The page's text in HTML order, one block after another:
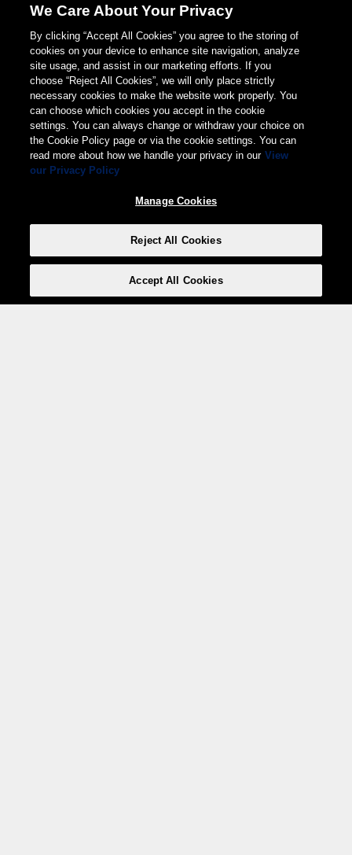
We Care About Your Privacy
By clicking “Accept All Cookies” you agree to the storing of
cookies on your device to enhance site navigation, analyze
site usage, and assist in our marketing efforts. If you
choose “Reject All Cookies”, we will only place strictly
necessary cookies to make the website work properly. You
can choose which cookies you accept in the cookie
settings. You can always change or withdraw your choice on
the Cookie Policy page or via the cookie settings. You can
read more about how we handle your privacy in our View
our Privacy Policy
Manage Cookies
Reject All Cookies
Accept All Cookies